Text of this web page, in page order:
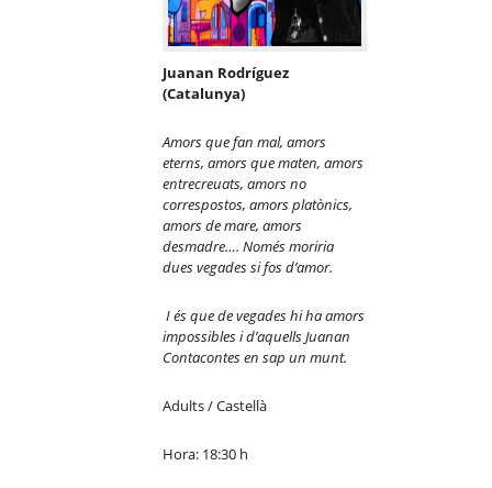
Juanan Rodríguez
(Catalunya)
Amors que fan mal, amors
eterns, amors que maten, amors
entrecreuats, amors no
correspostos, amors platònics,
amors de mare, amors
desmadre…. Només moriria
dues vegades si fos d’amor.
Iés que de vegades hi ha amors
impossibles i d’aquells Juanan
Contacontes en sap un munt.
Adults / Castellà
Hora: 18:30 h